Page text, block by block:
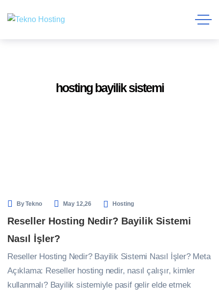
hosting bayilik sistemi
ByTekno May 12,26 Hosting
Reseller Hosting Nedir? Bayilik Sistemi
Nasıl İşler?
Reseller Hosting Nedir? Bayilik Sistemi Nasıl İşler? Meta
Açıklama: Reseller hosting nedir, nasıl çalışır, kimler
kullanmalı? Bayilik sistemiyle pasif gelir elde etmek